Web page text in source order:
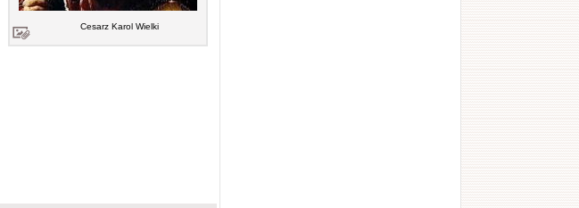
Cesarz Karol Wielki